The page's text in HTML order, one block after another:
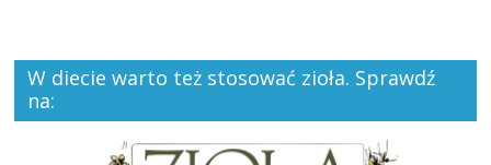
W diecie warto też stosować zioła. Sprawdź
na: